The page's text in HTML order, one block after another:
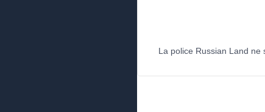
La police Russian Land ne